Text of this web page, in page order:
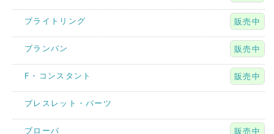
ブライトリング 販売中
ブランパン 販売中
F・コンスタント 販売中
ブレスレット・パーツ
ブローバ 販売中